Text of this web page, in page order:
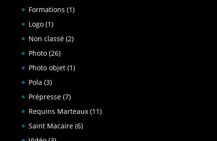
Formations (1)
Logo(1)
Non classé(2)
Photo(26)
Photo objet(1)
Pola (3)
Prépresse(7)
Requins Marteaux(11)
Saint Macaire(6)